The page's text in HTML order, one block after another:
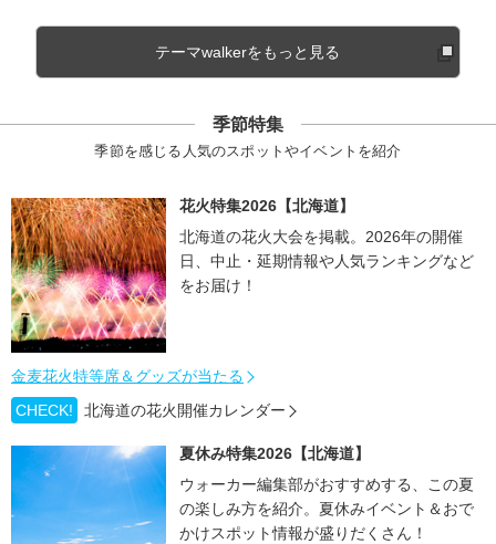
テーマwalkerをもっと見る
季節特集
季節を感じる人気のスポットやイベントを紹介
花火特集2026【北海道】
北海道の花火大会を掲載。2026年の開催
日、中止・延期情報や人気ランキングなど
をお届け！
金麦花火特等席＆グッズが当たる
CHECK!
北海道の花火開催カレンダー
夏休み特集2026【北海道】
ウォーカー編集部がおすすめする、この夏
の楽しみ方を紹介。夏休みイベント＆おで
かけスポット情報が盛りだくさん！